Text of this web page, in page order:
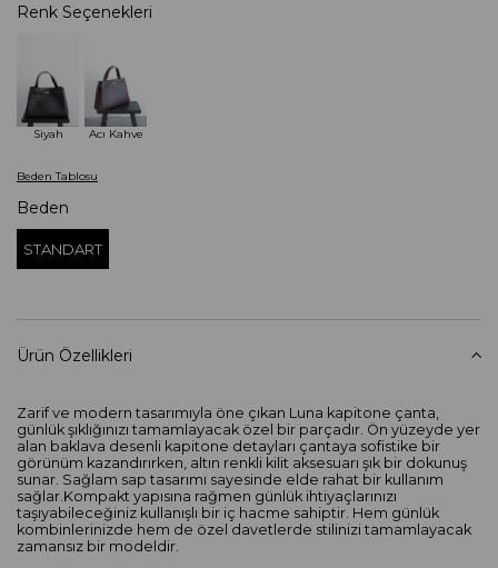
Renk Seçenekleri
Siyah Acı Kahve
Beden Tablosu
Beden
STANDART
Ürün Özellikleri
Zarif ve modern tasarımıyla öne çıkan Luna kapitone çanta,
günlük şıklığınızı tamamlayacak özel bir parçadır. Ön yüzeyde yer
alan baklava desenli kapitone detayları çantaya sofistike bir
görünüm kazandırırken, altın renkli kilit aksesuarı şık bir dokunuş
sunar. Sağlam sap tasarımı sayesinde elde rahat bir kullanım
sağlar.Kompakt yapısına rağmen günlük ihtiyaçlarınızı
taşıyabileceğiniz kullanışlı bir iç hacme sahiptir. Hem günlük
kombinlerinizde hem de özel davetlerde stilinizi tamamlayacak
zamansız bir modeldir.